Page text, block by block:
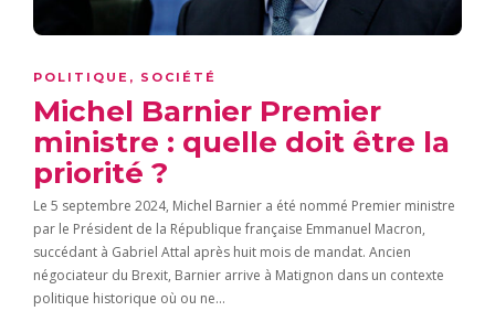
POLITIQUE , SOCIÉTÉ
Michel Barnier Premier
ministre : quelle doit être la
priorité ?
Le 5 septembre 2024, Michel Barnier a été nommé Premier ministre
par le Président de la République française Emmanuel Macron,
succédant à Gabriel Attal après huit mois de mandat. Ancien
négociateur du Brexit, Barnier arrive à Matignon dans un contexte
politique historique où ou ne…